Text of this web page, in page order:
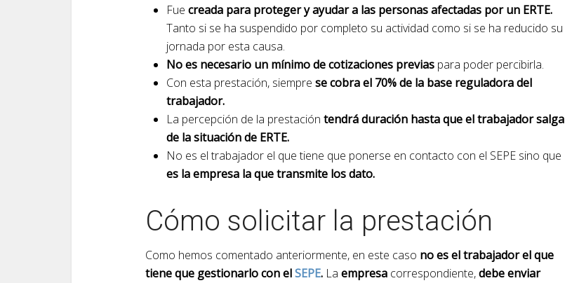
Fue creada para proteger y ayudar a las personas afectadas por un ERTE.
Tanto si se ha suspendido por completo su actividad como si se ha reducido su
jornada por esta causa.
No es necesario un mínimo de cotizaciones previas para poder percibirla.
Con esta prestación, siempre se cobra el 70% de la base reguladora del
trabajador.
La percepción de la prestación tendrá duración hasta que el trabajador salga
de la situación de ERTE.
No es el trabajador el que tiene que ponerse en contacto con el SEPE sino que
es la empresa la que transmite los dato.
Cómo solicitar la prestación
Como hemos comentado anteriormente, en este caso no es el trabajador el que
tiene que gestionarlo con elSEPE. La empresa correspondiente,debe enviar